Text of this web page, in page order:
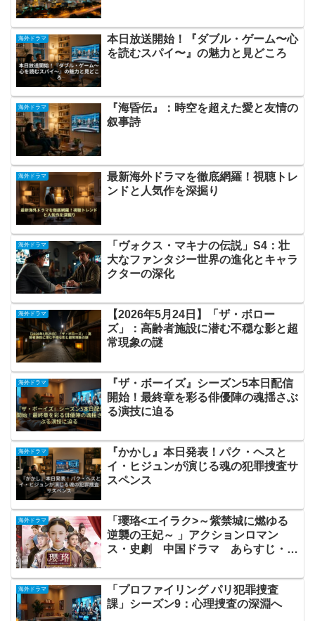
海外ドラマ
本日放送開始！『ダブル・ゲーム〜心
を読むスパイ〜』の魅力と見どころ
海外ドラマ
『海昏伝』：時空を超えた愛と友情の
叙事詩
海外ドラマ
最新海外ドラマを徹底網羅！視聴トレ
ンドと人気作を深掘り
海外ドラマ
「ヴォクス・マキナの伝説」S4：壮
大なファンタジー世界の進化とキャラ
クターの深化
海外ドラマ
【2026年5月24日】「ザ・ボロー
ズ」：高齢者施設に潜む不穏な影と超
常現象の謎
海外ドラマ
『ザ・ボーイズ』シーズン5本日配信
開始！最終章を彩る俳優陣の魂揺さぶ
る演技に迫る
海外ドラマ
『かかし』本日発表！パク・ヘスと
イ・ヒジュンが演じる魂の犯罪捜査サ
スペンス
海外ドラマ
「瓔珞<エイラク>～紫禁城に燃ゆる
逆襲の王妃～ 」アクションロマン
ス・史劇 中国ドラマ あらすじ・感
海外ドラマ
「プロファイリング パリ犯罪捜査
課」シーズン9：心理捜査の深淵へ